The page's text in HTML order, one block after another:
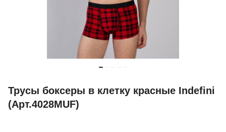
Трусы боксеры в клетку красные Indefini
(Арт.4028MUF)